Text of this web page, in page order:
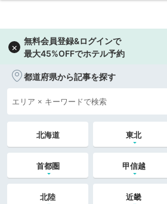
都道府県から記事を探す
北海道 東北
首都圏 甲信越
北陸 近畿